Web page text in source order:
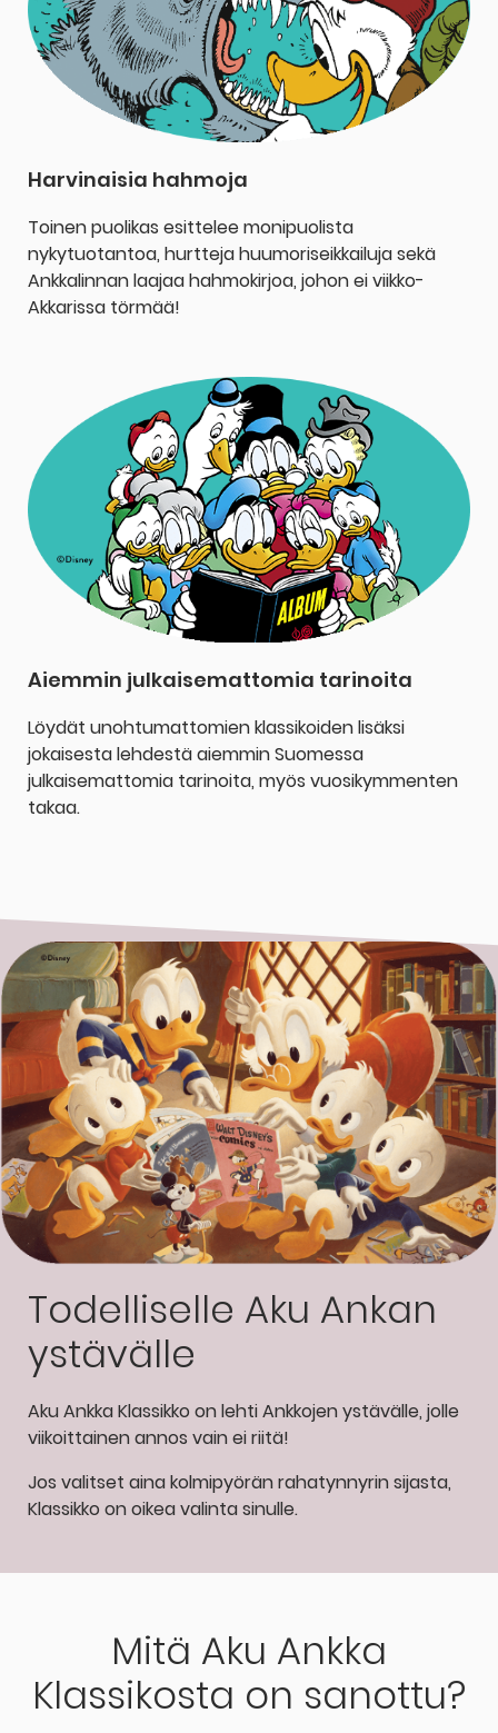
Harvinaisia hahmoja
Toinen puolikas esittelee monipuolista
nykytuotantoa, hurtteja huumoriseikkailuja sekä
Ankkalinnan laajaa hahmokirjoa, johon ei viikko-
Akkarissa törmää!
Aiemmin julkaisemattomia tarinoita
Löydät unohtumattomien klassikoiden lisäksi
jokaisesta lehdestä aiemmin Suomessa
julkaisemattomia tarinoita, myös vuosikymmenten
takaa.
Todelliselle Aku Ankan
ystävälle
Aku Ankka Klassikko on lehti Ankkojen ystävälle, jolle
viikoittainen annos vain ei riitä!
Jos valitset aina kolmipyörän rahatynnyrin sijasta,
Klassikko on oikea valinta sinulle.
Mitä Aku Ankka
Klassikosta on sanottu?